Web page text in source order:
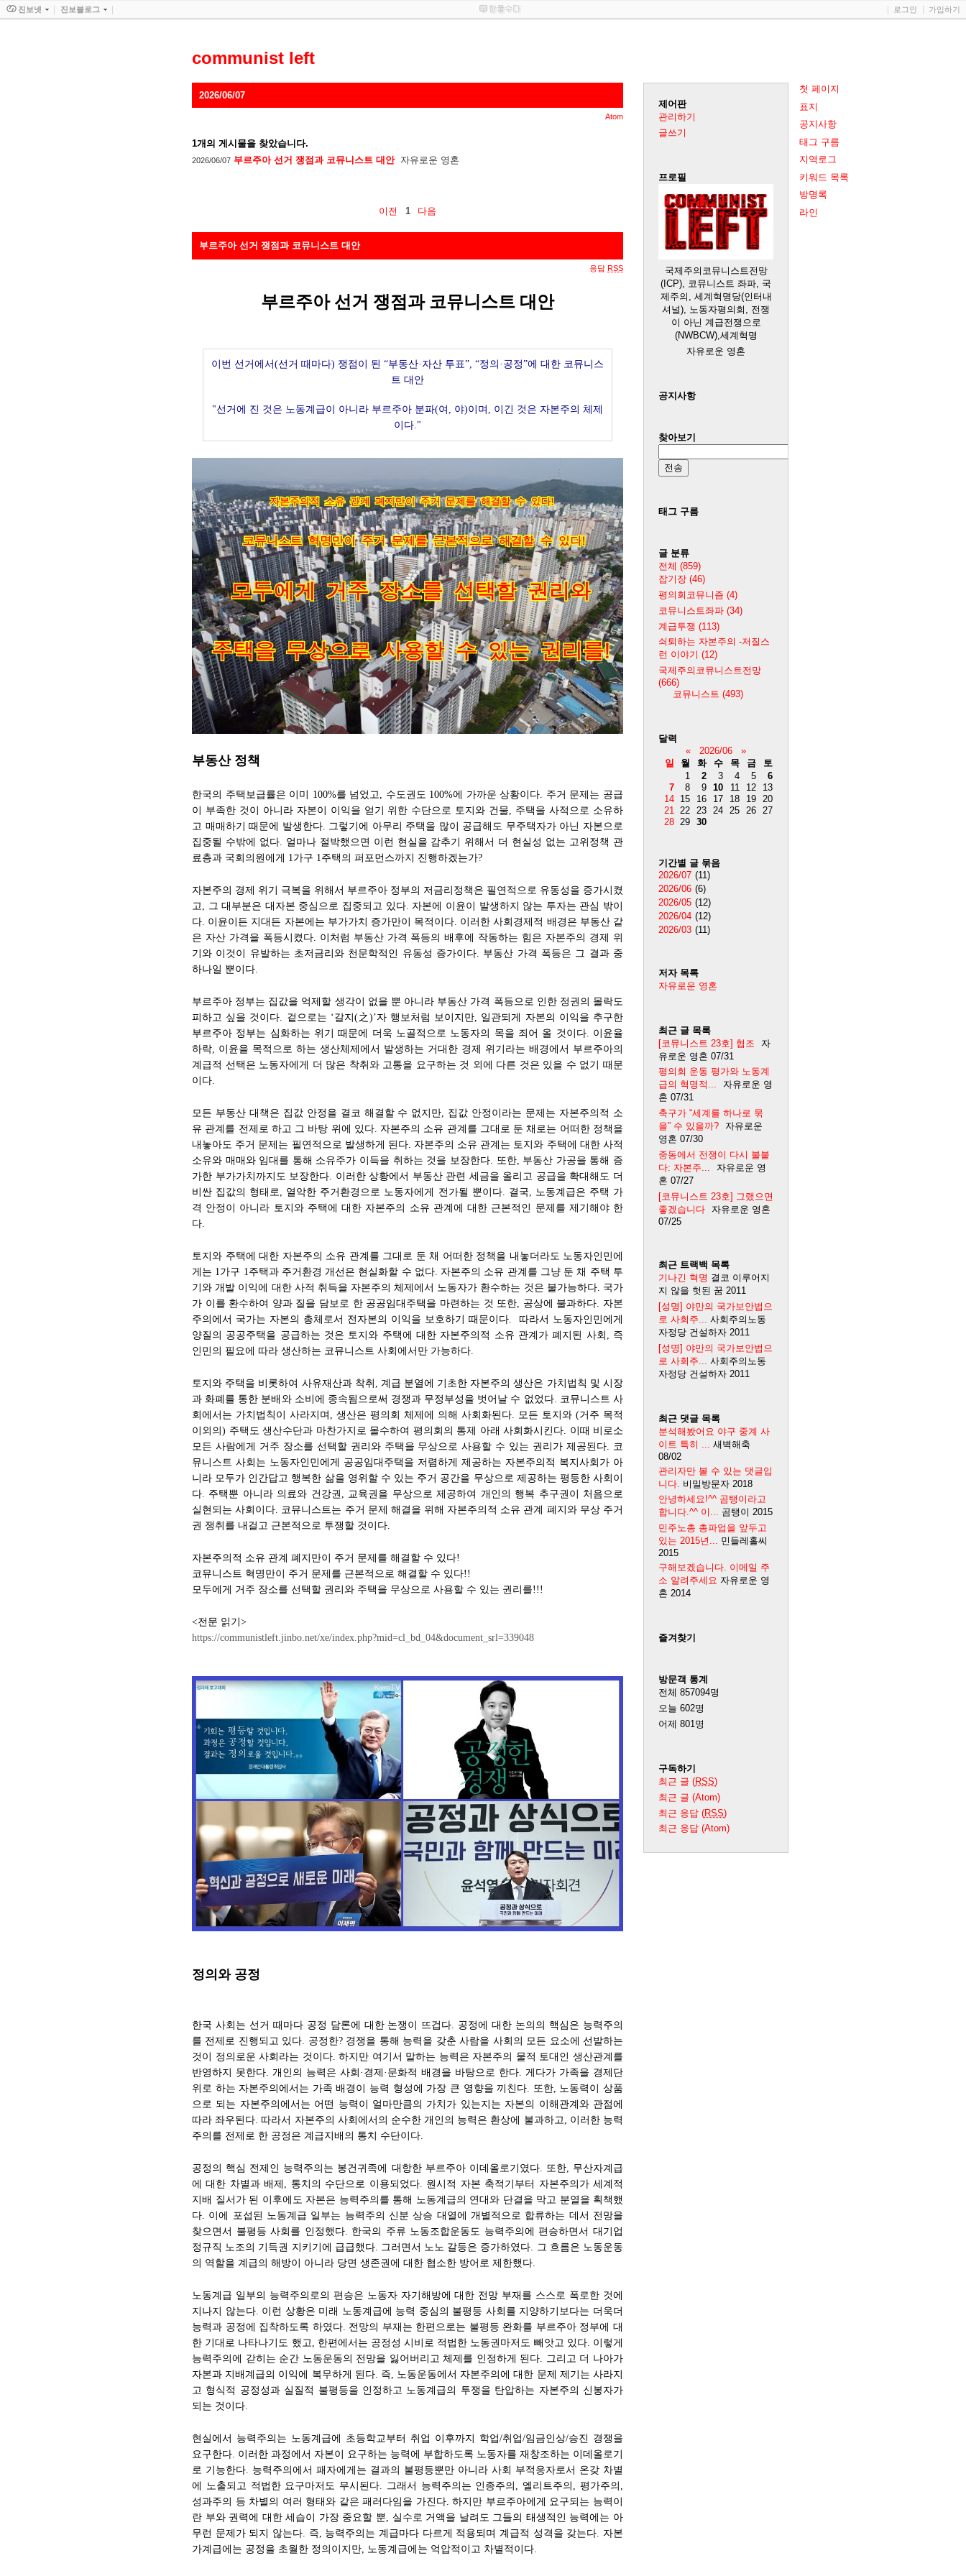
communist left
첫 페이지
표지
공지사항
태그 구름
지역로그
키워드 목록
방명록
라인
2026/06/07
Atom
1개의 게시물을 찾았습니다.
2026/06/07 부르주아 선거 쟁점과 코뮤니스트 대안 자유로운 영혼
이전 1 다음
부르주아 선거 쟁점과 코뮤니스트 대안
응답 RSS
부르주아 선거 쟁점과 코뮤니스트 대안
이번 선거에서(선거 때마다) 쟁점이 된 “부동산·자산 투표”, “정의·공정”에 대한 코뮤니스
트 대안
"선거에 진 것은 노동계급이 아니라 부르주아 분파(여, 야)이며, 이긴 것은 자본주의 체제
이다."
부동산 정책
한국의 주택보급률은 이미 100%를 넘었고, 수도권도 100%에 가까운 상황이다. 주거 문제는 공급
이 부족한 것이 아니라 자본이 이익을 얻기 위한 수단으로 토지와 건물, 주택을 사적으로 소유하
고 매매하기 때문에 발생한다. 그렇기에 아무리 주택을 많이 공급해도 무주택자가 아닌 자본으로
집중될 수밖에 없다. 얼마나 절박했으면 이런 현실을 감추기 위해서 더 현실성 없는 고위정책 관
료층과 국회의원에게 1가구 1주택의 퍼포먼스까지 진행하겠는가?
자본주의 경제 위기 극복을 위해서 부르주아 정부의 저금리정책은 필연적으로 유동성을 증가시켰
고, 그 대부분은 대자본 중심으로 집중되고 있다. 자본에 이윤이 발생하지 않는 투자는 관심 밖이
다. 이윤이든 지대든 자본에는 부가가치 증가만이 목적이다. 이러한 사회경제적 배경은 부동산 같
은 자산 가격을 폭등시켰다. 이처럼 부동산 가격 폭등의 배후에 작동하는 힘은 자본주의 경제 위
기와 이것이 유발하는 초저금리와 천문학적인 유동성 증가이다. 부동산 가격 폭등은 그 결과 중
하나일 뿐이다.
부르주아 정부는 집값을 억제할 생각이 없을 뿐 아니라 부동산 가격 폭등으로 인한 정권의 몰락도
피하고 싶을 것이다. 겉으로는 ‘갈지(之)’자 행보처럼 보이지만, 일관되게 자본의 이익을 추구한
부르주아 정부는 심화하는 위기 때문에 더욱 노골적으로 노동자의 목을 죄어 올 것이다. 이윤율
하락, 이윤을 목적으로 하는 생산체제에서 발생하는 거대한 경제 위기라는 배경에서 부르주아의
계급적 선택은 노동자에게 더 많은 착취와 고통을 요구하는 것 외에 다른 것은 있을 수 없기 때문
이다.
모든 부동산 대책은 집값 안정을 결코 해결할 수 없지만, 집값 안정이라는 문제는 자본주의적 소
유 관계를 전제로 하고 그 바탕 위에 있다. 자본주의 소유 관계를 그대로 둔 채로는 어떠한 정책을
내놓아도 주거 문제는 필연적으로 발생하게 된다. 자본주의 소유 관계는 토지와 주택에 대한 사적
소유와 매매와 임대를 통해 소유주가 이득을 취하는 것을 보장한다. 또한, 부동산 가공을 통해 증
가한 부가가치까지도 보장한다. 이러한 상황에서 부동산 관련 세금을 올리고 공급을 확대해도 더
비싼 집값의 형태로, 열악한 주거환경으로 노동자에게 전가될 뿐이다. 결국, 노동계급은 주택 가
격 안정이 아니라 토지와 주택에 대한 자본주의 소유 관계에 대한 근본적인 문제를 제기해야 한
다.
토지와 주택에 대한 자본주의 소유 관계를 그대로 둔 채 어떠한 정책을 내놓더라도 노동자인민에
게는 1가구 1주택과 주거환경 개선은 현실화할 수 없다. 자본주의 소유 관계를 그냥 둔 채 주택 투
기와 개발 이익에 대한 사적 취득을 자본주의 체제에서 노동자가 환수하는 것은 불가능하다. 국가
가 이를 환수하여 양과 질을 담보로 한 공공임대주택을 마련하는 것 또한, 공상에 불과하다. 자본
주의에서 국가는 자본의 총체로서 전자본의 이익을 보호하기 때문이다. 따라서 노동자인민에게
양질의 공공주택을 공급하는 것은 토지와 주택에 대한 자본주의적 소유 관계가 폐지된 사회, 즉
인민의 필요에 따라 생산하는 코뮤니스트 사회에서만 가능하다.
토지와 주택을 비롯하여 사유재산과 착취, 계급 분열에 기초한 자본주의 생산은 가치법칙 및 시장
과 화폐를 통한 분배와 소비에 종속됨으로써 경쟁과 무정부성을 벗어날 수 없었다. 코뮤니스트 사
회에서는 가치법칙이 사라지며, 생산은 평의회 체제에 의해 사회화된다. 모든 토지와 (거주 목적
이외의) 주택도 생산수단과 마찬가지로 몰수하여 평의회의 통제 아래 사회화시킨다. 이때 비로소
모든 사람에게 거주 장소를 선택할 권리와 주택을 무상으로 사용할 수 있는 권리가 제공된다. 코
뮤니스트 사회는 노동자인민에게 공공임대주택을 저렴하게 제공하는 자본주의적 복지사회가 아
니라 모두가 인간답고 행복한 삶을 영위할 수 있는 주거 공간을 무상으로 제공하는 평등한 사회이
다. 주택뿐 아니라 의료와 건강권, 교육권을 무상으로 제공하여 개인의 행복 추구권이 처음으로
실현되는 사회이다. 코뮤니스트는 주거 문제 해결을 위해 자본주의적 소유 관계 폐지와 무상 주거
권 쟁취를 내걸고 근본적으로 투쟁할 것이다.
자본주의적 소유 관계 폐지만이 주거 문제를 해결할 수 있다!
코뮤니스트 혁명만이 주거 문제를 근본적으로 해결할 수 있다!!
모두에게 거주 장소를 선택할 권리와 주택을 무상으로 사용할 수 있는 권리를!!!
<전문 읽기>
https://communistleft.jinbo.net/xe/index.php?mid=cl_bd_04&document_srl=339048
정의와 공정
한국 사회는 선거 때마다 공정 담론에 대한 논쟁이 뜨겁다. 공정에 대한 논의의 핵심은 능력주의
를 전제로 진행되고 있다. 공정한? 경쟁을 통해 능력을 갖춘 사람을 사회의 모든 요소에 선발하는
것이 정의로운 사회라는 것이다. 하지만 여기서 말하는 능력은 자본주의 물적 토대인 생산관계를
반영하지 못한다. 개인의 능력은 사회·경제·문화적 배경을 바탕으로 한다. 게다가 가족을 경제단
위로 하는 자본주의에서는 가족 배경이 능력 형성에 가장 큰 영향을 끼친다. 또한, 노동력이 상품
으로 되는 자본주의에서는 어떤 능력이 얼마만큼의 가치가 있는지는 자본의 이해관계와 관점에
따라 좌우된다. 따라서 자본주의 사회에서의 순수한 개인의 능력은 환상에 불과하고, 이러한 능력
주의를 전제로 한 공정은 계급지배의 통치 수단이다.
공정의 핵심 전제인 능력주의는 봉건귀족에 대항한 부르주아 이데올로기였다. 또한, 무산자계급
에 대한 차별과 배제, 통치의 수단으로 이용되었다. 원시적 자본 축적기부터 자본주의가 세계적
지배 질서가 된 이후에도 자본은 능력주의를 통해 노동계급의 연대와 단결을 막고 분열을 획책했
다. 이에 포섭된 노동계급 일부는 능력주의 신분 상승 대열에 개별적으로 합류하는 데서 전망을
찾으면서 불평등 사회를 인정했다. 한국의 주류 노동조합운동도 능력주의에 편승하면서 대기업
정규직 노조의 기득권 지키기에 급급했다. 그러면서 노노 갈등은 증가하였다. 그 흐름은 노동운동
의 역할을 계급의 해방이 아니라 당면 생존권에 대한 협소한 방어로 제한했다.
노동계급 일부의 능력주의로의 편승은 노동자 자기해방에 대한 전망 부재를 스스로 폭로한 것에
지나지 않는다. 이런 상황은 미래 노동계급에 능력 중심의 불평등 사회를 지양하기보다는 더욱더
능력과 공정에 집착하도록 하였다. 전망의 부재는 한편으로는 불평등 완화를 부르주아 정부에 대
한 기대로 나타나기도 했고, 한편에서는 공정성 시비로 적법한 노동권마저도 빼앗고 있다. 이렇게
능력주의에 갇히는 순간 노동운동의 전망을 잃어버리고 체제를 인정하게 된다. 그리고 더 나아가
자본과 지배계급의 이익에 복무하게 된다. 즉, 노동운동에서 자본주의에 대한 문제 제기는 사라지
고 형식적 공정성과 실질적 불평등을 인정하고 노동계급의 투쟁을 탄압하는 자본주의 신봉자가
되는 것이다.
현실에서 능력주의는 노동계급에 초등학교부터 취업 이후까지 학업/취업/임금인상/승진 경쟁을
요구한다. 이러한 과정에서 자본이 요구하는 능력에 부합하도록 노동자를 재창조하는 이데올로기
로 기능한다. 능력주의에서 패자에게는 결과의 불평등뿐만 아니라 사회 부적응자로서 온갖 차별
에 노출되고 적법한 요구마저도 무시된다. 그래서 능력주의는 인종주의, 엘리트주의, 평가주의,
성과주의 등 차별의 여러 형태와 같은 패러다임을 가진다. 하지만 부르주아에게 요구되는 능력이
란 부와 권력에 대한 세습이 가장 중요할 뿐, 실수로 거액을 날려도 그들의 태생적인 능력에는 아
무런 문제가 되지 않는다. 즉, 능력주의는 계급마다 다르게 적용되며 계급적 성격을 갖는다. 자본
가계급에는 공정을 초월한 정의이지만, 노동계급에는 억압적이고 차별적이다.
제어판
관리하기
글쓰기
프로필
국제주의코뮤니스트전망
(ICP), 코뮤니스트 좌파, 국
제주의, 세계혁명당(인터내
셔널), 노동자평의회, 전쟁
이 아닌 계급전쟁으로
(NWBCW),세계혁명
자유로운 영혼
공지사항
찾아보기
태그 구름
글 분류
전체 (859)
잡기장 (46)
평의회코뮤니즘 (4)
코뮤니스트좌파 (34)
계급투쟁 (113)
쇠퇴하는 자본주의 -저질스
런 이야기 (12)
국제주의코뮤니스트전망
(666)
코뮤니스트 (493)
달력
«
2026/06
»
일
월 화 수 목 금
토
1
2 3 4 5
6
7
8 9 10 11 12
13
14 15 16 17 18 19 20
21 22 23 24 25 26 27
28 29 30
기간별 글 묶음
2026/07 (11)
2026/06 (6)
2026/05 (12)
2026/04 (12)
2026/03 (11)
저자 목록
자유로운 영혼
최근 글 목록
[코뮤니스트 23호] 협조
자
유로운 영혼 07/31
평의회 운동 평가와 노동계
급의 혁명적...
자유로운 영
혼 07/31
축구가 “세계를 하나로 묶
을” 수 있을까?
자유로운
영혼 07/30
중동에서 전쟁이 다시 불붙
다: 자본주...
자유로운 영
혼 07/27
[코뮤니스트 23호] 그랬으면
좋겠습니다
자유로운 영혼
07/25
최근 트랙백 목록
기나긴 혁명 결코 이루어지
지 않을 헛된 꿈 2011
[성명] 야만의 국가보안법으
로 사회주...
사회주의노동
자정당 건설하자 2011
[성명] 야만의 국가보안법으
로 사회주...
사회주의노동
자정당 건설하자 2011
최근 댓글 목록
분석해봤어요 야구 중계 사
이트 특히 ...
새벽해축
08/02
관리자만 볼 수 있는 댓글입
니다. 비밀방문자 2018
안녕하세요!^^ 곰탱이라고
합니다.^^ 이... 곰탱이 2015
민주노총 총파업을 앞두고
있는 2015년... 민들레홀씨
2015
구해보겠습니다. 이메일 주
소 알려주세요 자유로운 영
혼 2014
즐겨찾기
방문객 통계
전체 857094명
오늘 602명
어제 801 명
구독하기
최근 글 (RSS)
최근 글 (Atom)
최근 응답 (RSS)
최근 응답 (Atom)
진보넷 진보블로그 로그인 가입하기